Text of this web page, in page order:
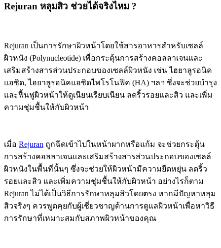
Rejuran หลุมสิว ช่วยได้จริงไหม ?
Rejuran เป็นการรักษาผิวหน้าโดยใช้สารอาหารสำหรับเซลล์
ผิวหนัง (Polynucleotide) เพื่อกระตุ้นการสร้างคอลลาเจนและ
เสริมสร้างสารส่วนประกอบของเซลล์ผิวหนัง เช่น ไฮยาลูรอนิค
แอซิด, ไฮยาลูรอนิคแอซิดไพโรโนฟิค (HA) ฯลฯ ซึ่งจะช่วยบำรุง
และฟื้นฟูผิวหน้าให้ดูเนียนเรียบเนียน ลดริ้วรอยและสิว และเพิ่ม
ความชุ่มชื้นให้กับผิวหน้า
เมื่อ Rejuran ถูกฉีดเข้าไปในหน้าผากหรือแก้ม จะช่วยกระตุ้น
การสร้างคอลลาเจนและเสริมสร้างสารส่วนประกอบของเซลล์
ผิวหนังในพื้นที่นั้นๆ ซึ่งจะช่วยให้ผิวหน้ามีความยืดหยุ่น ลดริ้ว
รอยและสิว และเพิ่มความชุ่มชื้นให้กับผิวหน้า อย่างไรก็ตาม
Rejuran ไม่ได้เป็นวิธีการรักษาหลุมสิวโดยตรง หากมีปัญหาหลุม
สิวจริงๆ ควรพูดคุยกับผู้เชี่ยวชาญด้านการดูแลผิวหน้าเพื่อหาวิธี
การรักษาที่เหมาะสมกับสภาพผิวหน้าของคุณ